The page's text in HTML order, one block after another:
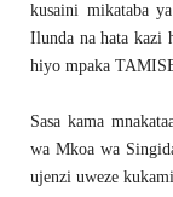
kusaini mikataba
Ilunda na hata kazi
hiyo mpaka
Sasa kama
wa Mkoa wa
ujenzi uweze